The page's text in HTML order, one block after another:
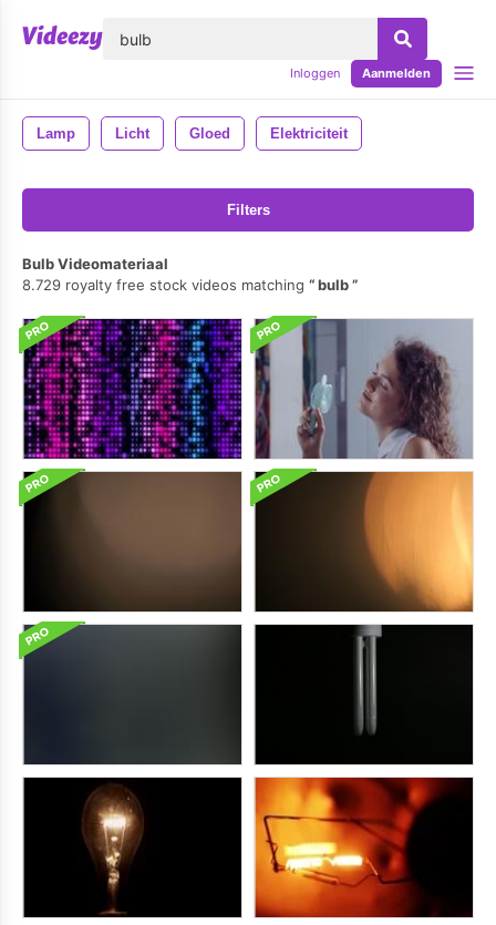
Inloggen Aanmelden
Lamp Licht Gloed Elektriciteit
Filters
Bulb Videomateriaal
8.729 royalty free stock videos matching
bulb